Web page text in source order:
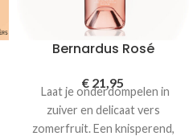
Bernardus Rosé
€ 21,95
Laat je onderdompelen in
zuiver en delicaat vers
zomerfruit. Een knisperend,